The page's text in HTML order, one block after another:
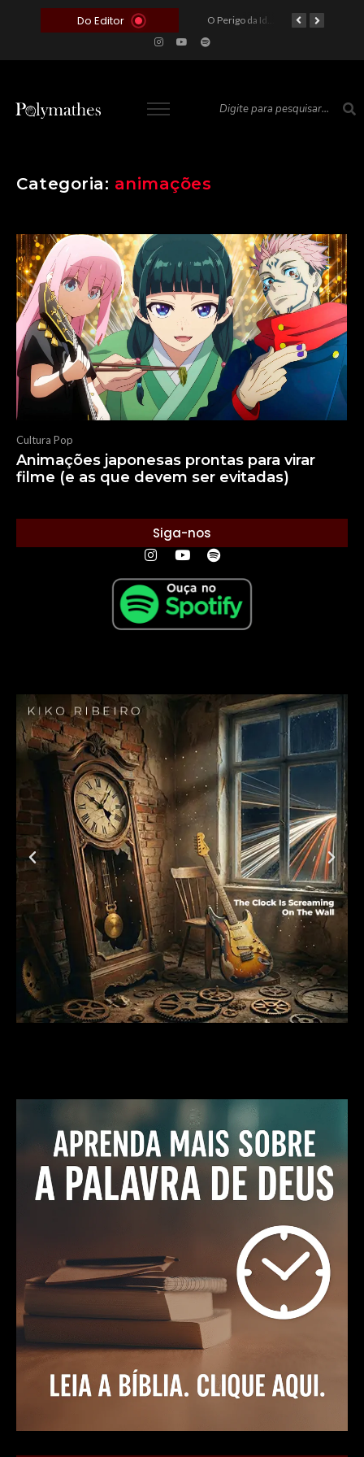
Do Editor
O Voto como Moeda: Clientelismo e o Analfabetismo Funcional Político no Brasil O Perigo da Ideologia Desenfreada na Justiça: Quando a Pauta Política Substitui a Pena Criminal
Categoria: animações
Cultura Pop
Animações japonesas prontas para virar
filme (e as que devem ser evitadas)
Siga-nos